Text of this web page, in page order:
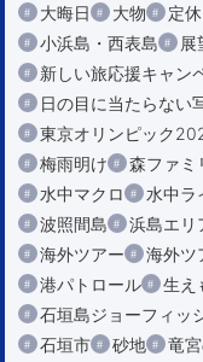
大晦日
大物 定
小浜島・西表島
展
新しい旅応援キャン
日の目に当たらない
東京オリンピック
梅雨明け
森ファミ
水中マクロ
水中ラ
波照間島
浜島エリ
海外ツアー
海外ツ
港パトロール
生え
石垣島ジョーフィッ
石垣市
砂地 竜